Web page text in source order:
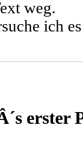
weg.
ich
erster